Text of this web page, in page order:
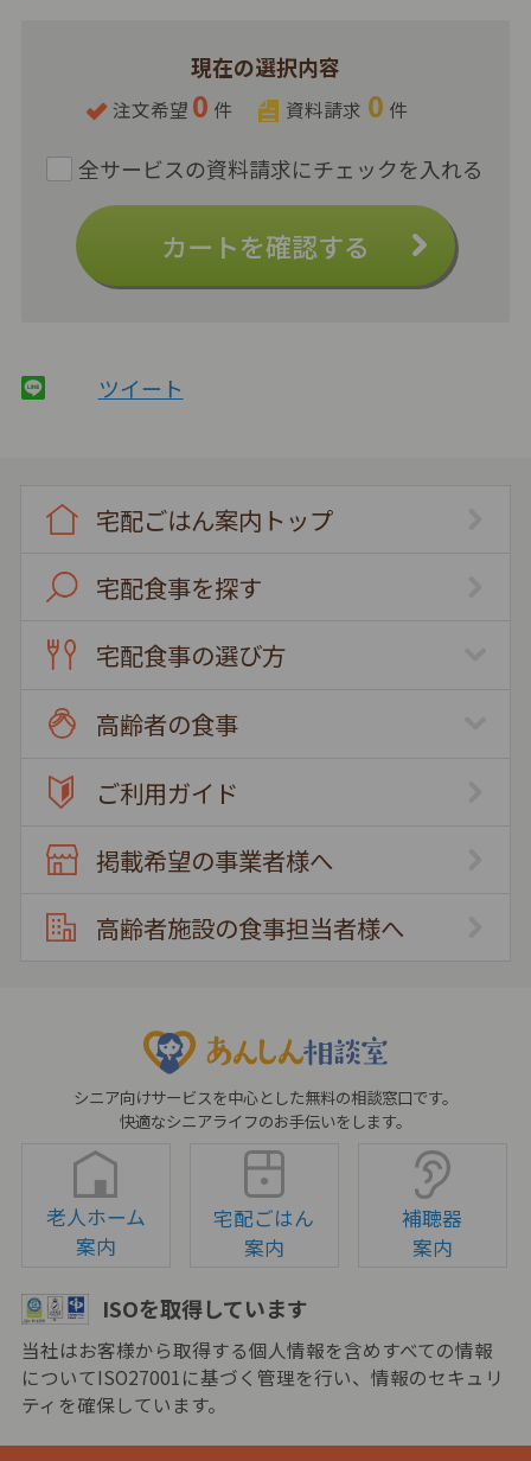
現在の選択内容
注文希望 0 件 資料請求 0 件
カートを確認する
ツイート
宅配ごはん案内トップ
宅配食事を探す
宅配食事の選び方
高齢者の食事
ご利用ガイド
掲載希望の事業者様へ
高齢者施設の食事担当者様へ
シニア向けサービスを中心とした無料の相談窓口です。
快適なシニアライフのお手伝いをします。
老人ホーム
案内
宅配ごはん
案内
補聴器
案内
ISOを取得しています
当社はお客様から取得する個人情報を含めすべての情報
についてISO27001に基づく管理を行い、情報のセキュリ
ティを確保しています。